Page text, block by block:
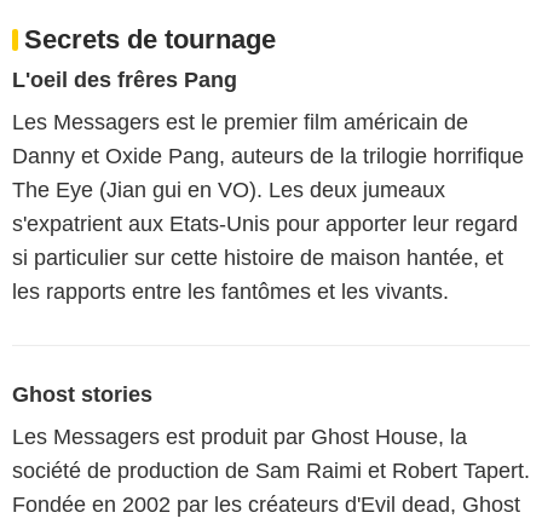
Secrets de tournage
L'oeil des frêres Pang
Les Messagers est le premier film américain de
Danny et Oxide Pang, auteurs de la trilogie horrifique
The Eye (Jian gui en VO). Les deux jumeaux
s'expatrient aux Etats-Unis pour apporter leur regard
si particulier sur cette histoire de maison hantée, et
les rapports entre les fantômes et les vivants.
Ghost stories
Les Messagers est produit par Ghost House, la
société de production de Sam Raimi et Robert Tapert.
Fondée en 2002 par les créateurs d'Evil dead, Ghost